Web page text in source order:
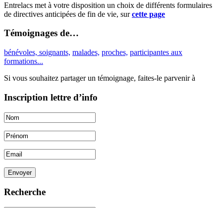
Entrelacs met à votre disposition un choix de différents formulaires
de directives anticipées de fin de vie, surcette page
Témoignages de…
bénévoles, soignants, malades, proches, participantes aux
formations...
Si vous souhaitez partager un témoignage, faites-le parvenir à
Inscription lettre d’info
Envoyer
Recherche